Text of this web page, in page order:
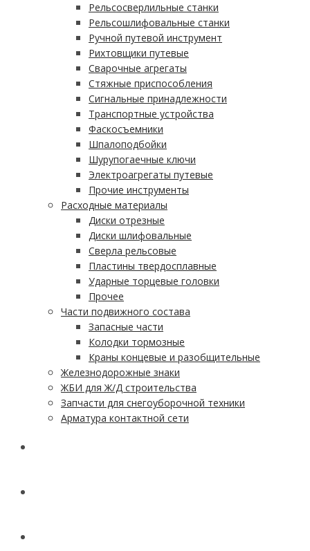
Рельсосверлильные станки
Рельсошлифовальные станки
Ручной путевой инструмент
Рихтовщики путевые
Сварочные агрегаты
Стяжные приспособления
Сигнальные принадлежности
Транспортные устройства
Фаскосъемники
Шпалоподбойки
Шурупогаечные ключи
Электроагрегаты путевые
Прочие инструменты
Расходные материалы
Диски отрезные
Диски шлифовальные
Сверла рельсовые
Пластины твердосплавные
Ударные торцевые головки
Прочее
Части подвижного состава
Запасные части
Колодки тормозные
Краны концевые и разобщительные
Железнодорожные знаки
ЖБИ для Ж/Д строительства
Запчасти для снегоуборочной техники
Арматура контактной сети